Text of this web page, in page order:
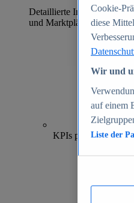
Detaillierte Informationen
und Marktplätzen
KPIs pro Shop
Cookie-
diese
Wir und
auf einem
Liste der